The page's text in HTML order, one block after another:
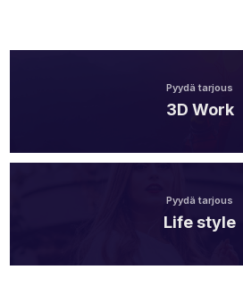
Pyydä tarjous
3D Work
Pyydä tarjous
Life style